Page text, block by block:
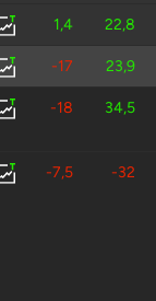
1,4 22,8
-17 23,9
-18 34,5
-7,5 -32